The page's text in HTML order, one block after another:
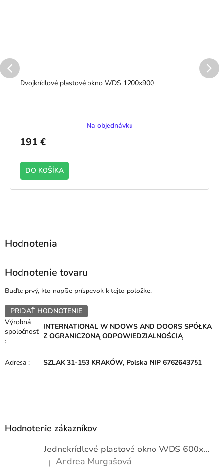
Dvojkrídlové plastové okno WDS 1200x900
Na objednávku
191 €
DO KOŠÍKA
Hodnotenie tovaru
Buďte prvý, kto napíše príspevok k tejto položke.
PRIDAŤ HODNOTENIE
Výrobná
spoločnosť
:
INTERNATIONAL WINDOWS AND DOORS SPÓŁKA
Z OGRANICZONĄ ODPOWIEDZIALNOŚCIĄ
Adresa : SZLAK 31-153 KRAKÓW, Polska NIP 6762643751
Hodnotenie zákazníkov
Jednokrídlové plastové okno WDS 600x1000
Hodnotenie produktu je 5 z 5 hviezdičiek.
| Andrea Murgašová